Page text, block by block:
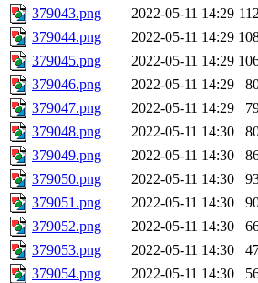
379043.png
2022-05-11 14:29
379044.png
2022-05-11 14:29
379045.png
2022-05-11 14:29
379046.png
2022-05-11 14:29
379047.png
2022-05-11 14:29
379048.png
2022-05-11 14:30
379049.png
2022-05-11 14:30
379050.png
2022-05-11 14:30
379051.png
2022-05-11 14:30
379052.png
2022-05-11 14:30
379053.png
2022-05-11 14:30
379054.png
2022-05-11 14:30